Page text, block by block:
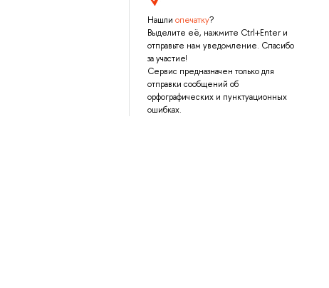
Нашли опечатку?
Выделите её, нажмите Ctrl+Enter и
отправьте нам уведомление. Спасибо
за участие!
Сервис предназначен только для
отправки сообщений об
орфографических и пунктуационных
ошибках.